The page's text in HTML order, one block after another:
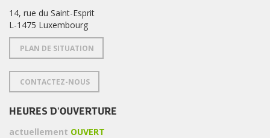
14, rue du Saint-Esprit
L-1475 Luxembourg
PLAN DE SITUATION
CONTACTEZ-NOUS
HEURES D'OUVERTURE
actuellement OUVERT